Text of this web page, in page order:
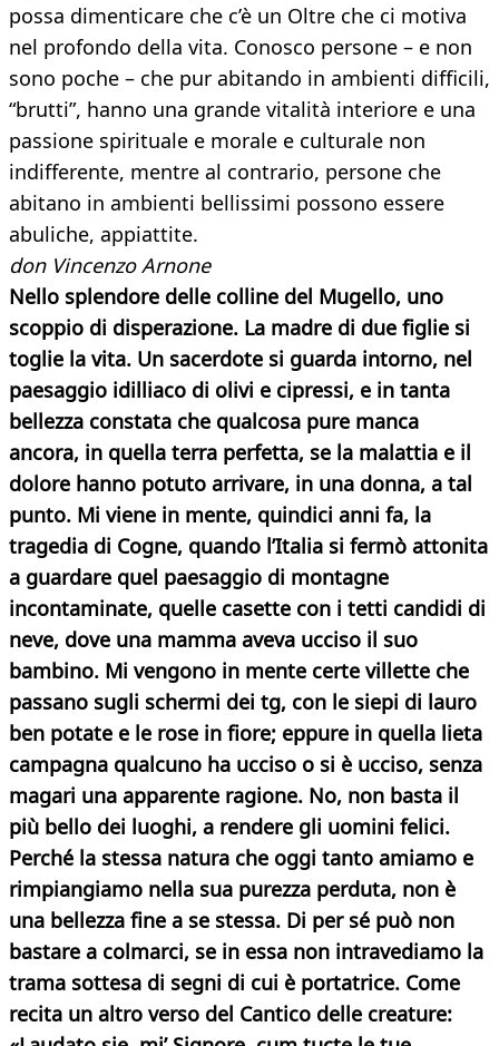
possa dimenticare che c’è un Oltre che ci motiva
nel profondo della vita. Conosco persone – e non
sono poche – che pur abitando in ambienti difficili,
“brutti”, hanno una grande vitalità interiore e una
passione spirituale e morale e culturale non
indifferente, mentre al contrario, persone che
abitano in ambienti bellissimi possono essere
abuliche, appiattite.
don Vincenzo Arnone
Nello splendore delle colline del Mugello, uno
scoppio di disperazione. La madre di due figlie si
toglie la vita. Un sacerdote si guarda intorno, nel
paesaggio idilliaco di olivi e cipressi, e in tanta
bellezza constata che qualcosa pure manca
ancora, in quella terra perfetta, se la malattia e il
dolore hanno potuto arrivare, in una donna, a tal
punto. Mi viene in mente, quindici anni fa, la
tragedia di Cogne, quando l’Italia si fermò attonita
a guardare quel paesaggio di montagne
incontaminate, quelle casette con i tetti candidi di
neve, dove una mamma aveva ucciso il suo
bambino. Mi vengono in mente certe villette che
passano sugli schermi dei tg, con le siepi di lauro
ben potate e le rose in fiore; eppure in quella lieta
campagna qualcuno ha ucciso o si è ucciso, senza
magari una apparente ragione. No, non basta il
più bello dei luoghi, a rendere gli uomini felici.
Perché la stessa natura che oggi tanto amiamo e
rimpiangiamo nella sua purezza perduta, non è
una bellezza fine a se stessa. Di per sé può non
bastare a colmarci, se in essa non intravediamo la
trama sottesa di segni di cui è portatrice. Come
recita un altro verso del Cantico delle creature: